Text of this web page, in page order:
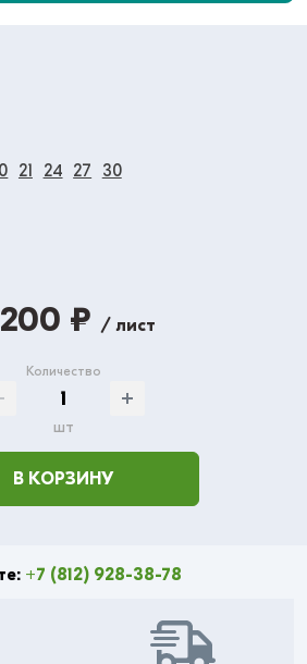
21 24 27 30
₽ / лист
Количество
шт
В КОРЗИНУ
+7 (812) 928-38-78